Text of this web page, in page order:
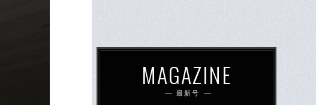
MAGAZINE
最新号